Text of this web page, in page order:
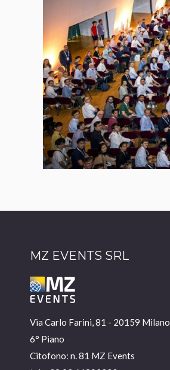
MZ EVENTS SRL
Via Carlo Farini, 81 - 20159 Milano
6° Piano
Citofono: n. 81 MZ Events